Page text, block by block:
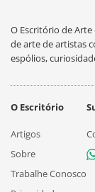
O Escritório de
de arte de artistas
espólios,
O Escritório
Artigos
Sobre
Trabalhe Conosco